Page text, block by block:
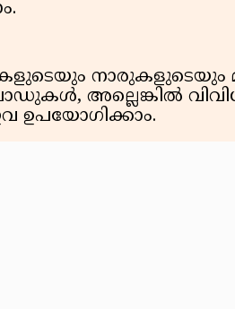
നാരുകളുടെയും
അല്ലെങ്കിൽ
ഉപയോഗിക്കാം.